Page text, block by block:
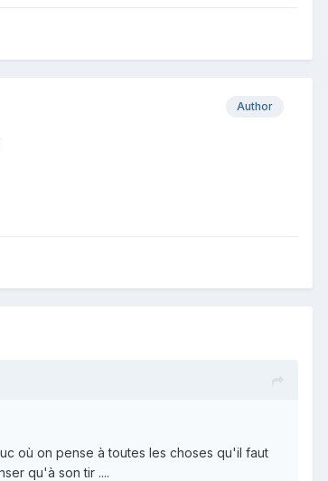
Author
où on pense à toutes les choses qu'il faut
qu'à son tir ....